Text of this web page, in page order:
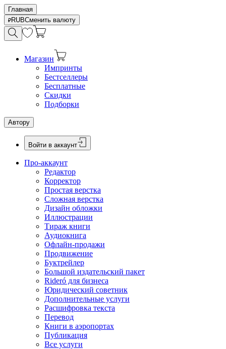
Главная
RUBСменить валюту
Магазин
Импринты
Бестселлеры
Бесплатные
Скидки
Подборки
Автору
Войти в аккаунт
Про-аккаунт
Редактор
Корректор
Простая верстка
Сложная верстка
Дизайн обложки
Иллюстрации
Тираж книги
Аудиокнига
Офлайн-продажи
Продвижение
Буктрейлер
Большой издательский пакет
Rideró для бизнеса
Юридический советник
Дополнительные услуги
Расшифровка текста
Перевод
Книги в аэропортах
Публикация
Все услуги